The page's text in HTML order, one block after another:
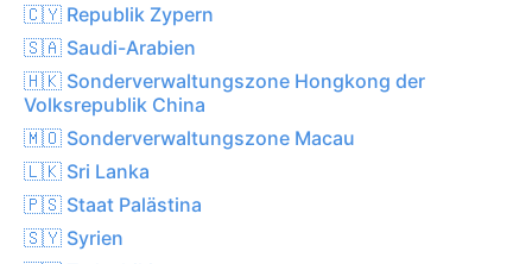
🇨🇾 Republik Zypern
🇸🇦 Saudi-Arabien
🇭🇰 Sonderverwaltungszone Hongkong der
Volksrepublik China
🇲🇴 Sonderverwaltungszone Macau
🇱🇰 Sri Lanka
🇵🇸 Staat Palästina
🇸🇾 Syrien